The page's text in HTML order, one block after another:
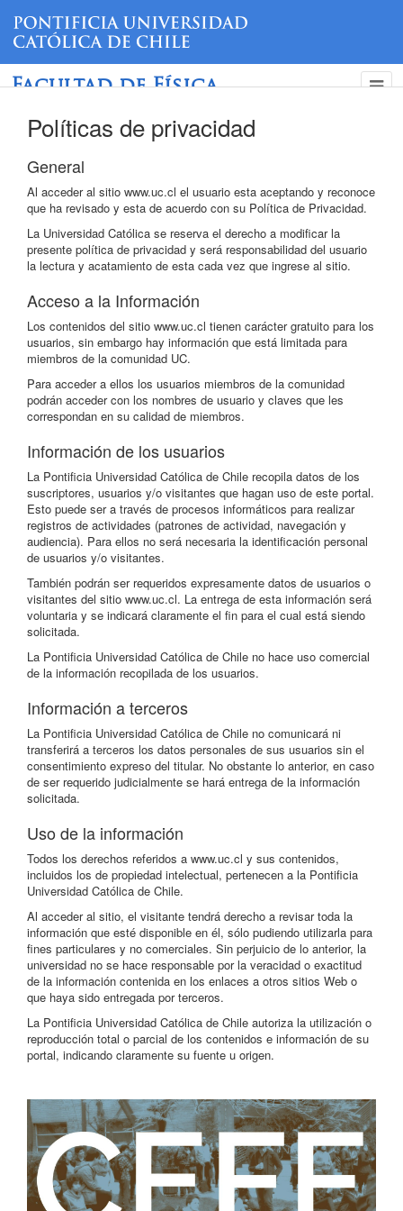
Facultad de Física
Políticas de privacidad
General
Al acceder al sitio www.uc.cl el usuario esta aceptando y reconoce
que ha revisado y esta de acuerdo con su Política de Privacidad.
La Universidad Católica se reserva el derecho a modificar la
presente política de privacidad y será responsabilidad del usuario
la lectura y acatamiento de esta cada vez que ingrese al sitio.
Acceso a la Información
Los contenidos del sitio www.uc.cl tienen carácter gratuito para los
usuarios, sin embargo hay información que está limitada para
miembros de la comunidad UC.
Para acceder a ellos los usuarios miembros de la comunidad
podrán acceder con los nombres de usuario y claves que les
correspondan en su calidad de miembros.
Información de los usuarios
La Pontificia Universidad Católica de Chile recopila datos de los
suscriptores, usuarios y/o visitantes que hagan uso de este portal.
Esto puede ser a través de procesos informáticos para realizar
registros de actividades (patrones de actividad, navegación y
audiencia). Para ellos no será necesaria la identificación personal
de usuarios y/o visitantes.
También podrán ser requeridos expresamente datos de usuarios o
visitantes del sitio www.uc.cl. La entrega de esta información será
voluntaria y se indicará claramente el fin para el cual está siendo
solicitada.
La Pontificia Universidad Católica de Chile no hace uso comercial
de la información recopilada de los usuarios.
Información a terceros
La Pontificia Universidad Católica de Chile no comunicará ni
transferirá a terceros los datos personales de sus usuarios sin el
consentimiento expreso del titular. No obstante lo anterior, en caso
de ser requerido judicialmente se hará entrega de la información
solicitada.
Uso de la información
Todos los derechos referidos a www.uc.cl y sus contenidos,
incluidos los de propiedad intelectual, pertenecen a la Pontificia
Universidad Católica de Chile.
Al acceder al sitio, el visitante tendrá derecho a revisar toda la
información que esté disponible en él, sólo pudiendo utilizarla para
fines particulares y no comerciales. Sin perjuicio de lo anterior, la
universidad no se hace responsable por la veracidad o exactitud
de la información contenida en los enlaces a otros sitios Web o
que haya sido entregada por terceros.
La Pontificia Universidad Católica de Chile autoriza la utilización o
reproducción total o parcial de los contenidos e información de su
portal, indicando claramente su fuente u origen.